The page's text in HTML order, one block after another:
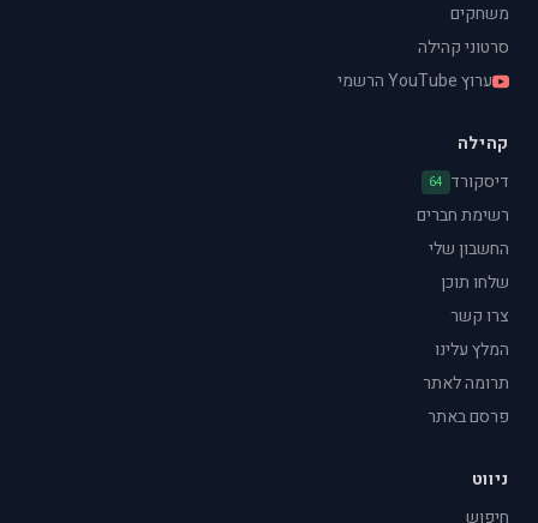
משחקים
סרטוני קהילה
ערוץ YouTube הרשמי
קהילה
דיסקורד 64
רשימת חברים
החשבון שלי
שלחו תוכן
צרו קשר
המלץ עלינו
תרומה לאתר
פרסם באתר
ניווט
חיפוש